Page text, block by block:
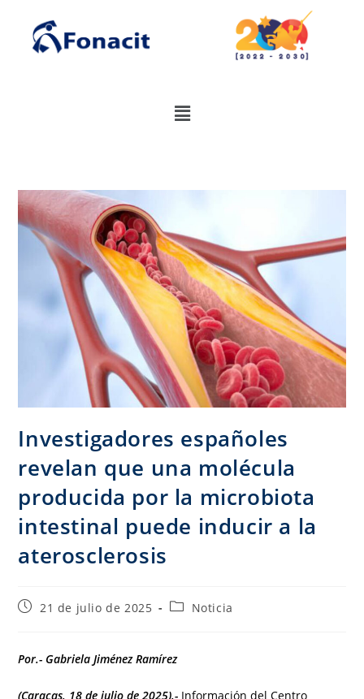
Investigadores españoles
revelan que una molécula
producida por la microbiota
intestinal puede inducir a la
aterosclerosis
21 de julio de 2025 Noticia
Por.- Gabriela Jiménez Ramírez
(Caracas, 18 de julio de 2025).- Información del Centro